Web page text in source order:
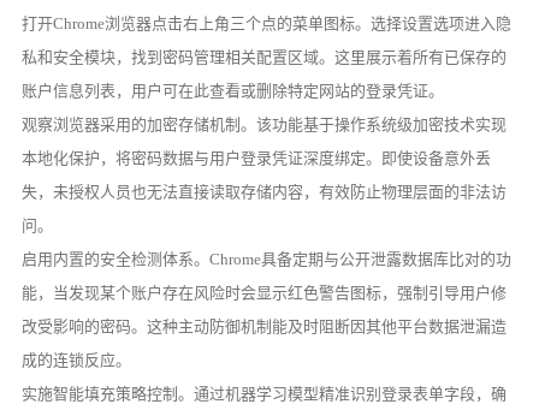
打开Chrome浏览器点击右上角三个点的菜单图标。选择设置选项进入隐
私和安全模块，找到密码管理相关配置区域。这里展示着所有已保存的
账户信息列表，用户可在此查看或删除特定网站的登录凭证。
观察浏览器采用的加密存储机制。该功能基于操作系统级加密技术实现
本地化保护，将密码数据与用户登录凭证深度绑定。即使设备意外丢
失，未授权人员也无法直接读取存储内容，有效防止物理层面的非法访
问。
启用内置的安全检测体系。Chrome具备定期与公开泄露数据库比对的功
能，当发现某个账户存在风险时会显示红色警告图标，强制引导用户修
改受影响的密码。这种主动防御机制能及时阻断因其他平台数据泄漏造
成的连锁反应。
实施智能填充策略控制。通过机器学习模型精准识别登录表单字段，确